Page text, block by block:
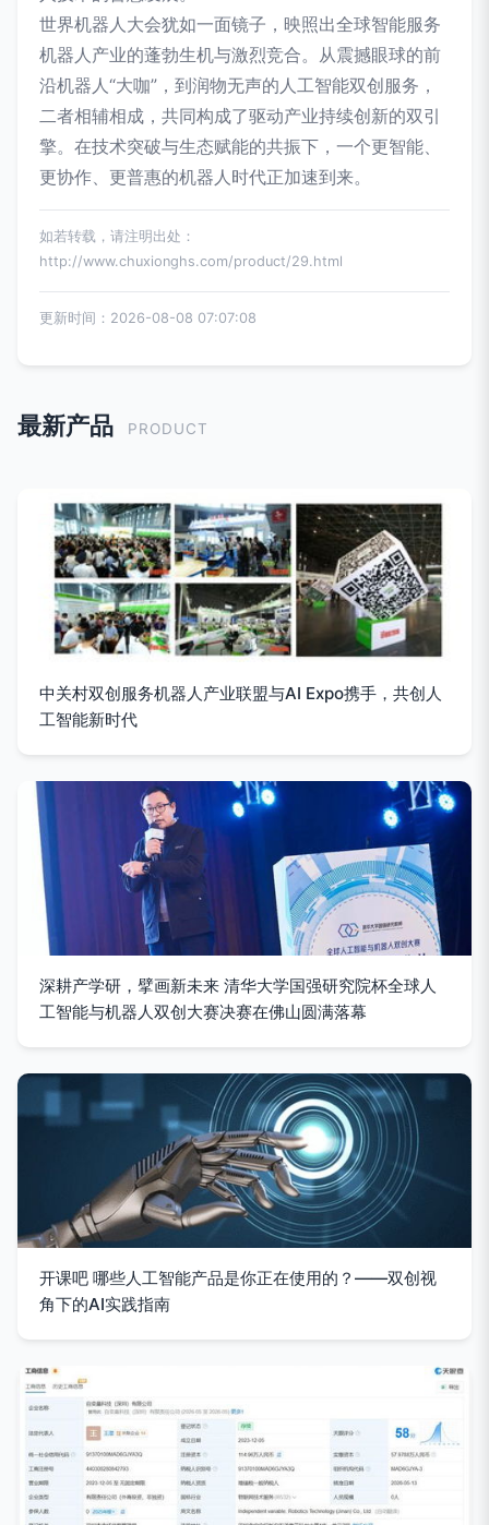
世界机器人大会犹如一面镜子，映照出全球智能服务
机器人产业的蓬勃生机与激烈竞合。从震撼眼球的前
沿机器人“大咖”，到润物无声的人工智能双创服务，
二者相辅相成，共同构成了驱动产业持续创新的双引
擎。在技术突破与生态赋能的共振下，一个更智能、
更协作、更普惠的机器人时代正加速到来。
如若转载，请注明出处：
http://www.chuxionghs.com/product/29.html
更新时间：2026-08-08 07:07:08
最新产品 PRODUCT
中关村双创服务机器人产业联盟与AI Expo携手，共创人
工智能新时代
深耕产学研，擘画新未来 清华大学国强研究院杯全球人
工智能与机器人双创大赛决赛在佛山圆满落幕
开课吧 哪些人工智能产品是你正在使用的？——双创视
角下的AI实践指南